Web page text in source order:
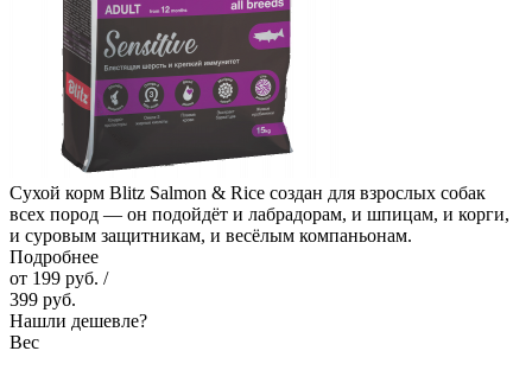
Сухой корм Blitz Salmon & Rice создан для взрослых собак
всех пород — он подойдёт и лабрадорам, и шпицам, и корги,
и суровым защитникам, и весёлым компаньонам.
Подробнее
от 199 руб. /
399 руб.
Нашли дешевле?
Вес